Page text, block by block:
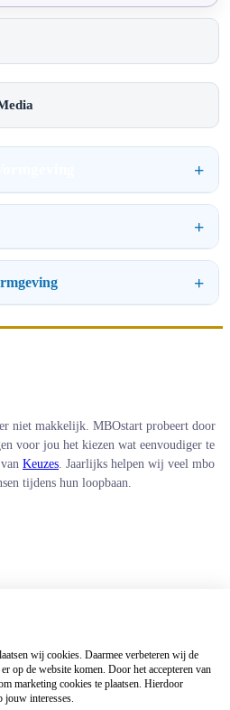
niet makkelijk. MBOstart probeert door
voor jou het kiezen wat eenvoudiger te
Keuzes . Jaarlijks helpen wij veel mbo
tijdens hun loopbaan.
wij cookies. Daarmee verbeteren wij de
op de website komen. Door het accepteren van
marketing cookies te plaatsen. Hierdoor
jouw interesses.